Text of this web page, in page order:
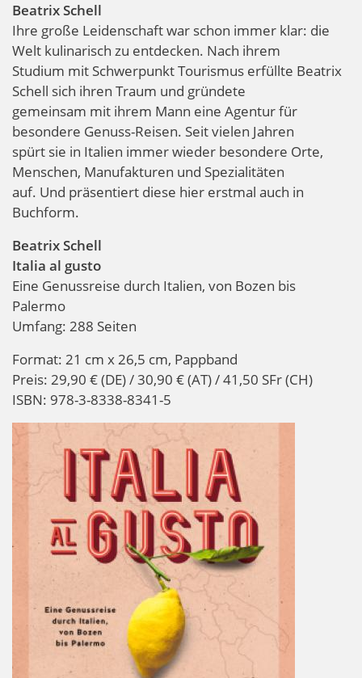
Beatrix Schell
Ihre große Leidenschaft war schon immer klar: die
Welt kulinarisch zu entdecken. Nach ihrem
Studium mit Schwerpunkt Tourismus erfüllte Beatrix
Schell sich ihren Traum und gründete
gemeinsam mit ihrem Mann eine Agentur für
besondere Genuss-Reisen. Seit vielen Jahren
spürt sie in Italien immer wieder besondere Orte,
Menschen, Manufakturen und Spezialitäten
auf. Und präsentiert diese hier erstmal auch in
Buchform.
Beatrix Schell
Italia al gusto
Eine Genussreise durch Italien, von Bozen bis
Palermo
Umfang: 288 Seiten
Format: 21 cm x 26,5 cm, Pappband
Preis: 29,90 € (DE) / 30,90 € (AT) / 41,50 SFr (CH)
ISBN: 978-3-8338-8341-5